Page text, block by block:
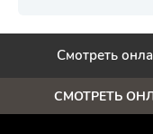
Смотреть
СМОТРЕТЬ